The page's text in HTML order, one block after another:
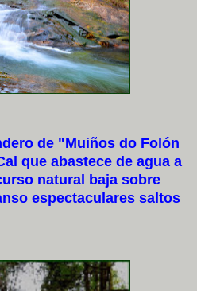
de "Muiños do Folón
que abastece de agua a
natural baja sobre
espectaculares saltos